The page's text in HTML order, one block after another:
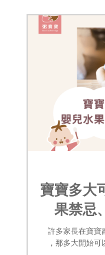
寶寶多大
果禁忌
許多家長在寶寶
，那多大開始